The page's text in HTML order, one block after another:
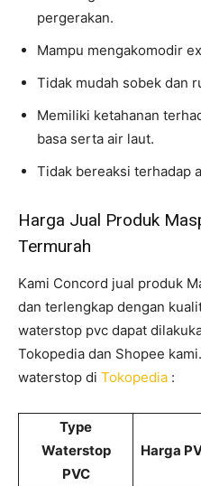
pergerakan.
Mampu mengakomodir
Tidak mudah sobek dan
Memiliki ketahanan
basa serta air laut.
Tidak bereaksi terhadap
Harga Jual Produk
Termurah
Kami Concord jual produk
dan terlengkap dengan
waterstop pvc dapat
Tokopedia dan Shopee
waterstop di Tokopedia :
Type
Waterstop
PVC
Harga